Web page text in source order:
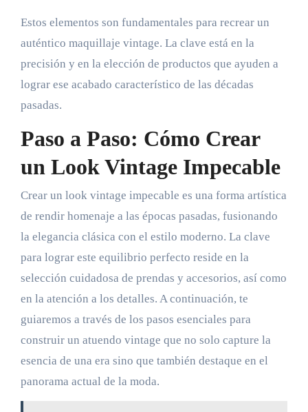
Estos elementos son fundamentales para recrear un
auténtico maquillaje vintage. La clave está en la
precisión y en la elección de productos que ayuden a
lograr ese acabado característico de las décadas
pasadas.
Paso a Paso: Cómo Crear
un Look Vintage Impecable
Crear un look vintage impecable es una forma artística
de rendir homenaje a las épocas pasadas, fusionando
la elegancia clásica con el estilo moderno. La clave
para lograr este equilibrio perfecto reside en la
selección cuidadosa de prendas y accesorios, así como
en la atención a los detalles. A continuación, te
guiaremos a través de los pasos esenciales para
construir un atuendo vintage que no solo capture la
esencia de una era sino que también destaque en el
panorama actual de la moda.